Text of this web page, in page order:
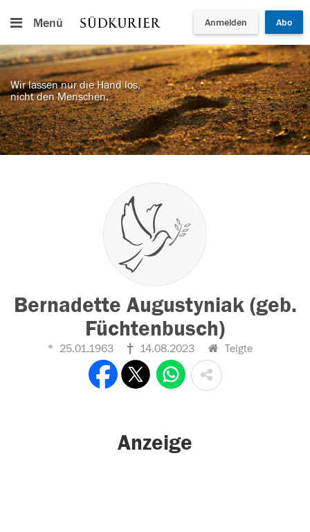
Menü Anmelden Abo
Wir lassen nur die Hand los,
nicht den Menschen.
Bernadette Augustyniak (geb.
Füchtenbusch)
25.01.1963 14.08.2023 Telgte
Anzeige